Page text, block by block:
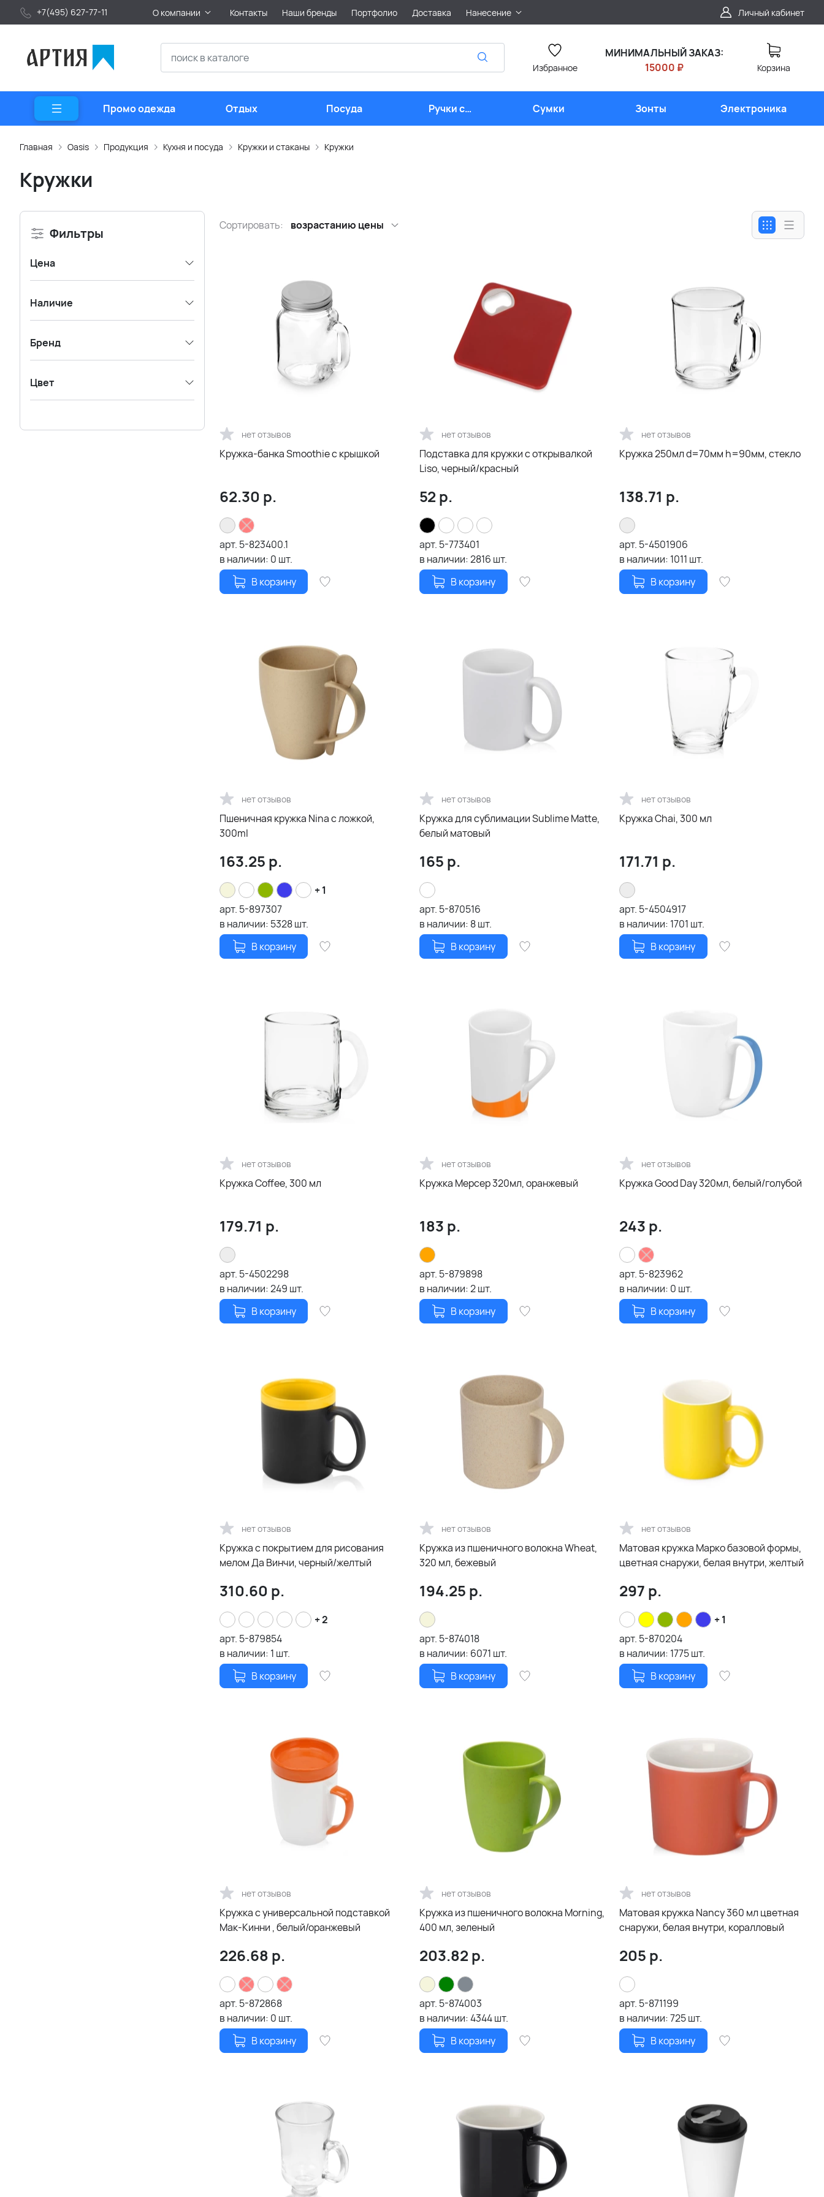
+7(495) 627-77-11 О компании Контакты Наши бренды Портфолио Доставка Нанесение Личный кабинет
Избранное
МИНИМАЛЬНЫЙ ЗАКАЗ:
15000 ₽
Корзина
Промо одежда Отдых Посуда
Ручки с
логотипом
Сумки Зонты Электроника
Главная Oasis Продукция Кухня и посуда Кружки и стаканы Кружки
Кружки
Фильтры
Цена
Наличие
Бренд
Цвет
Сортировать: возрастанию цены
нет отзывов
Кружка-банка Smoothie с крышкой
62.30 р.
арт. 5-823400.1
в наличии: 0 шт.
В корзину
нет отзывов
Подставка для кружки с открывалкой
Liso, черный/красный
52 р.
арт. 5-773401
в наличии:2816 шт.
В корзину
нет отзывов
Кружка 250мл d=70мм h=90мм, стекло
138.71 р.
арт. 5-4501906
в наличии: 1011 шт.
В корзину
нет отзывов
Пшеничная кружка Nina с ложкой,
300ml
163.25 р.
+ 1
арт. 5-897307
в наличии: 5328шт.
В корзину
нет отзывов
Кружка для сублимации Sublime Matte,
белый матовый
165 р.
арт. 5-870516
в наличии: 8шт.
В корзину
нет отзывов
Кружка Chai, 300 мл
171.71 р.
арт. 5-4504917
в наличии: 1701 шт.
В корзину
нет отзывов
Кружка Coffee, 300 мл
179.71 р.
арт. 5-4502298
в наличии:249 шт.
В корзину
нет отзывов
Кружка Мерсер 320мл, оранжевый
183 р.
арт. 5-879898
в наличии:2шт.
В корзину
нет отзывов
Кружка Good Day 320мл, белый/голубой
243 р.
арт. 5-823962
в наличии: 0 шт.
В корзину
нет отзывов
Кружка с покрытием для рисования
мелом Да Винчи, черный/желтый
310.60 р.
+ 2
арт. 5-879854
в наличии: 1 шт.
В корзину
нет отзывов
Кружка из пшеничного волокна Wheat,
320 мл, бежевый
194.25 р.
арт. 5-874018
в наличии: 6071 шт.
В корзину
нет отзывов
Матовая кружка Марко базовой формы,
цветная снаружи, белая внутри, желтый
297 р.
+ 1
арт. 5-870204
в наличии: 1775шт.
В корзину
нет отзывов
Кружка с универсальной подставкой
Мак-Кинни , белый/оранжевый
226.68 р.
арт. 5-872868
в наличии: 0 шт.
В корзину
нет отзывов
Кружка из пшеничного волокна Morning,
400 мл, зеленый
203.82 р.
арт. 5-874003
в наличии:4344шт.
В корзину
нет отзывов
Матовая кружка Nancy 360 мл цветная
снаружи, белая внутри, коралловый
205 р.
арт. 5-871199
в наличии:725шт.
В корзину